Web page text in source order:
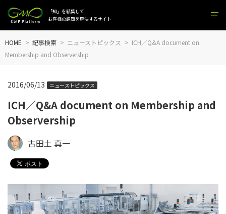
「知」を結集して
お客様の課題を解決するサイト
HOME 記事検索 ニューストピックス
ICH／Q&A document on
Membership and Observership
ICH／Q&A document on Membership and
Observership
2016/06/13 ニューストピックス
古田土 真一